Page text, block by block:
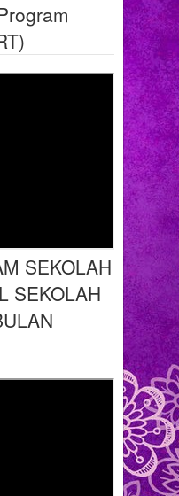
SEKOLAH
SEKOLAH